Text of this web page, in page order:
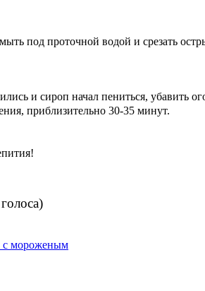
под проточной водой и срезать
и сироп начал пениться, убавить
приблизительно 30-35 минут.
с мороженым